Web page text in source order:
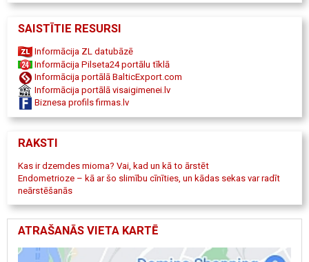
ultrasonogrāfija grūtniecēm, kolposkopijas speciālists,
Ķempe, Kristīne Strazdiņa ārsts, ginekologs, ultrasonogrāfijas
Jepifanceva-Vaišļa - fizioterapeits, Laila Siliņa - ārsts, uztura
speciālists, Dagnija Savicka - endokrinologs, vizīte pie ginekologa,
ultrasonogrāfija, ginekoloģiskās saslimšanas, ginekoloģiskās
slimības, ginekoloģiskā USG, ginekoloģiskā sonogrāfija, grūtnieces
aprūpe, grūtniecības uzraudzība, grūtniecība, grūtnieču
ultrasonogrāfija, ultrasonogrāfija grūtniecēm, ginekoloģiskā
uztura speciālists, ēšanas traucējumi, svara korekcija, emocionālā
SAISTĪTIE RESURSI
Informācija ZL datubāzē
Informācija Pilseta24 portālu tīklā
Informācija portālā BalticExport.com
Informācija portālā visaigimenei.lv
Biznesa profils firmas.lv
RAKSTI
Kas ir dzemdes mioma? Vai, kad un kā to ārstēt
Endometrioze – kā ar šo slimību cīnīties, un kādas sekas var radīt
neārstēšanās
ATRAŠANĀS VIETA KARTĒ